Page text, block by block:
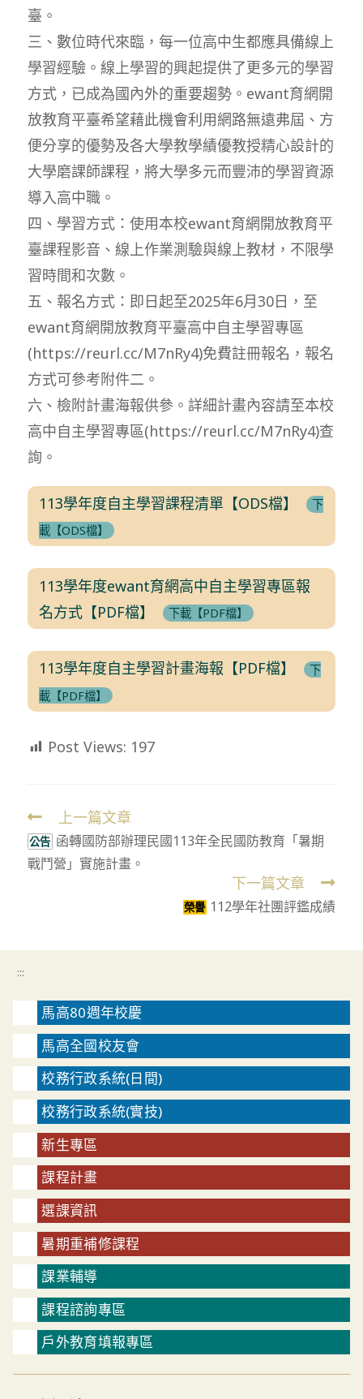
臺。
三、數位時代來臨，每一位高中生都應具備線上
學習經驗。線上學習的興起提供了更多元的學習
方式，已成為國內外的重要趨勢。ewant育網開
放教育平臺希望藉此機會利用網路無遠弗屆、方
便分享的優勢及各大學教學績優教授精心設計的
大學磨課師課程，將大學多元而豐沛的學習資源
導入高中職。
四、學習方式：使用本校ewant育網開放教育平
臺課程影音、線上作業測驗與線上教材，不限學
習時間和次數。
五、報名方式：即日起至2025年6月30日，至
ewant育網開放教育平臺高中自主學習專區
(https://reurl.cc/M7nRy4)免費註冊報名，報名
方式可參考附件二。
六、檢附計畫海報供參。詳細計畫內容請至本校
高中自主學習專區(https://reurl.cc/M7nRy4)查
詢。
113學年度自主學習課程清單【ODS檔】
下
載【ODS檔】
113學年度ewant育網高中自主學習專區報
名方式【PDF檔】
下載【PDF檔】
113學年度自主學習計畫海報【PDF檔】
下
載【PDF檔】
Post Views: 197
Read
more
articles
上一篇文章
公告 函轉國防部辦理民國113年全民國防教育「暑期
戰鬥營」實施計畫。
下一篇文章
榮譽 112學年社團評鑑成績
:::
馬高80週年校慶
馬高全國校友會
校務行政系統(日間)
校務行政系統(實技)
新生專區
課程計畫
選課資訊
暑期重補修課程
課業輔導
課程諮詢專區
戶外教育填報專區